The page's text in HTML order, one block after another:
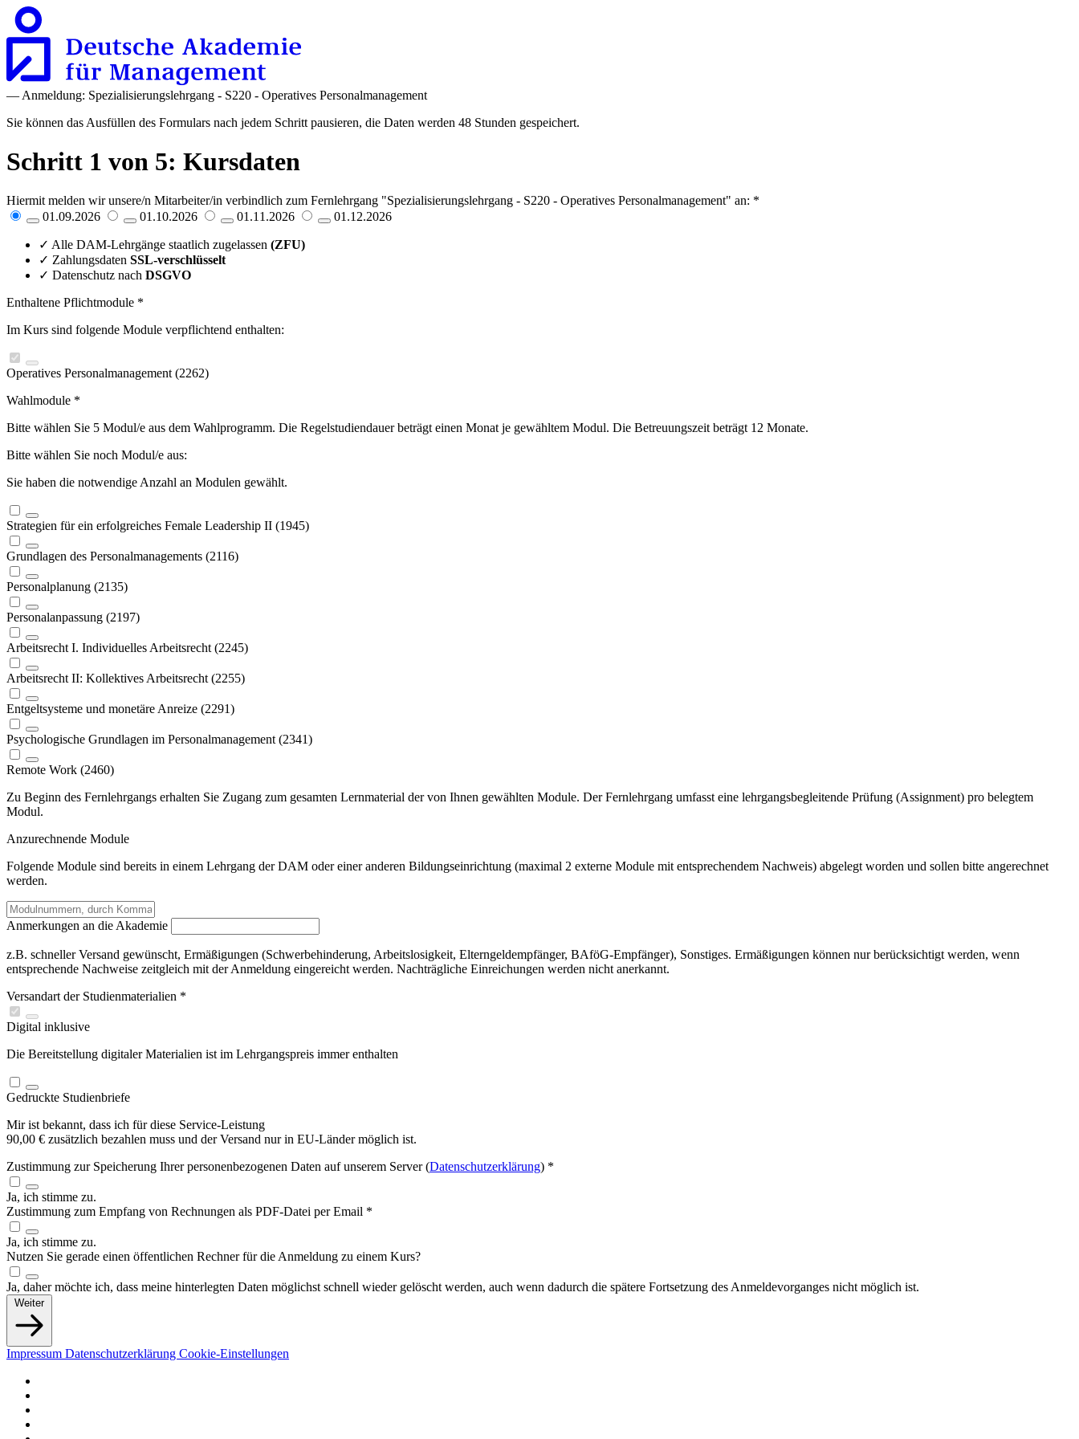
— Anmeldung: Spezialisierungslehrgang - S220 - Operatives Personalmanagement
Sie können das Ausfüllen des Formulars nach jedem Schritt pausieren, die Daten werden 48 Stunden gespeichert.
Schritt 1 von 5: Kursdaten
Hiermit melden wir unsere/n Mitarbeiter/in verbindlich zum Fernlehrgang "Spezialisierungslehrgang - S220 - Operatives Personalmanagement" an: *
01.09.2026
01.10.2026 01.11.2026 01.12.2026
✓ Alle DAM-Lehrgänge staatlich zugelassen (ZFU)
✓ Zahlungsdaten SSL-verschlüsselt
✓ Datenschutz nach DSGVO
Enthaltene Pflichtmodule *
Im Kurs sind folgende Module verpflichtend enthalten:
Operatives Personalmanagement (2262)
Wahlmodule *
Bitte wählen Sie 5 Modul/e aus dem Wahlprogramm. Die Regelstudiendauer beträgt einen Monat je gewähltem Modul. Die Betreuungszeit beträgt 12 Monate.
Bitte wählen Sie noch Modul/e aus:
Sie haben die notwendige Anzahl an Modulen gewählt.
Strategien für ein erfolgreiches Female Leadership II (1945)
Grundlagen des Personalmanagements (2116)
Personalplanung (2135)
Personalanpassung (2197)
Arbeitsrecht I. Individuelles Arbeitsrecht (2245)
Arbeitsrecht II: Kollektives Arbeitsrecht (2255)
Entgeltsysteme und monetäre Anreize (2291)
Psychologische Grundlagen im Personalmanagement (2341)
Remote Work (2460)
Zu Beginn des Fernlehrgangs erhalten Sie Zugang zum gesamten Lernmaterial der von Ihnen gewählten Module. Der Fernlehrgang umfasst eine lehrgangsbegleitende Prüfung (Assignment) pro belegtem
Modul.
Anzurechnende Module
Folgende Module sind bereits in einem Lehrgang der DAM oder einer anderen Bildungseinrichtung (maximal 2 externe Module mit entsprechendem Nachweis) abgelegt worden und sollen bitte angerechnet
werden.
Anmerkungen an die Akademie
z.B. schneller Versand gewünscht, Ermäßigungen (Schwerbehinderung, Arbeitslosigkeit, Elterngeldempfänger, BAföG-Empfänger), Sonstiges. Ermäßigungen können nur berücksichtigt werden, wenn
entsprechende Nachweise zeitgleich mit der Anmeldung eingereicht werden. Nachträgliche Einreichungen werden nicht anerkannt.
Versandart der Studienmaterialien *
Digital inklusive
Die Bereitstellung digitaler Materialien ist im Lehrgangspreis immer enthalten
Gedruckte Studienbriefe
Mir ist bekannt, dass ich für diese Service-Leistung
90,00 € zusätzlich bezahlen muss und der Versand nur in EU-Länder möglich ist.
Zustimmung zur Speicherung Ihrer personenbezogenen Daten auf unserem Server (Datenschutzerklärung) *
Ja, ich stimme zu.
Zustimmung zum Empfang von Rechnungen als PDF-Datei per Email *
Ja, ich stimme zu.
Nutzen Sie gerade einen öffentlichen Rechner für die Anmeldung zu einem Kurs?
Ja, daher möchte ich, dass meine hinterlegten Daten möglichst schnell wieder gelöscht werden, auch wenn dadurch die spätere Fortsetzung des Anmeldevorganges nicht möglich ist.
Weiter
Impressum Datenschutzerklärung Cookie-Einstellungen